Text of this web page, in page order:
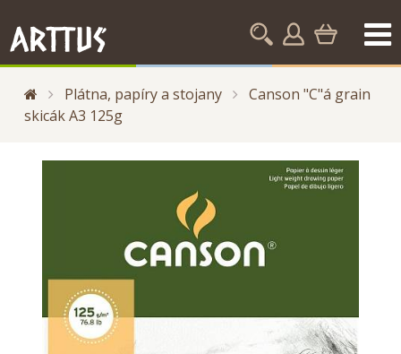
Plátna, papíry a stojany
Canson "C"á grain
skicák A3 125g